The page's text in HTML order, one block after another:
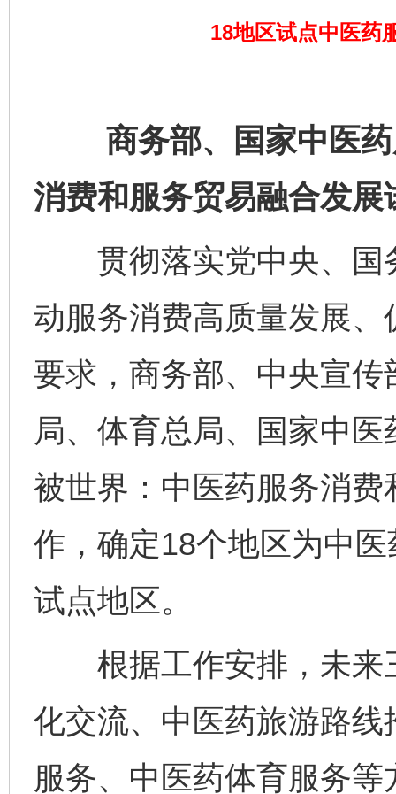
18地区试点中医药
商务部、国家中医药
消费和服务贸易融合发展
贯彻落实党中央、国
动服务消费高质量发展
要求，商务部、中央宣
局、体育总局、国家中
被世界：中医药服务消费
作，确定18个地区为中
试点地区。
根据工作安排，未来
化交流、中医药旅游路
服务、中医药体育服务